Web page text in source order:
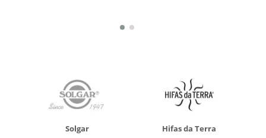
Solgar Hifas da Terra